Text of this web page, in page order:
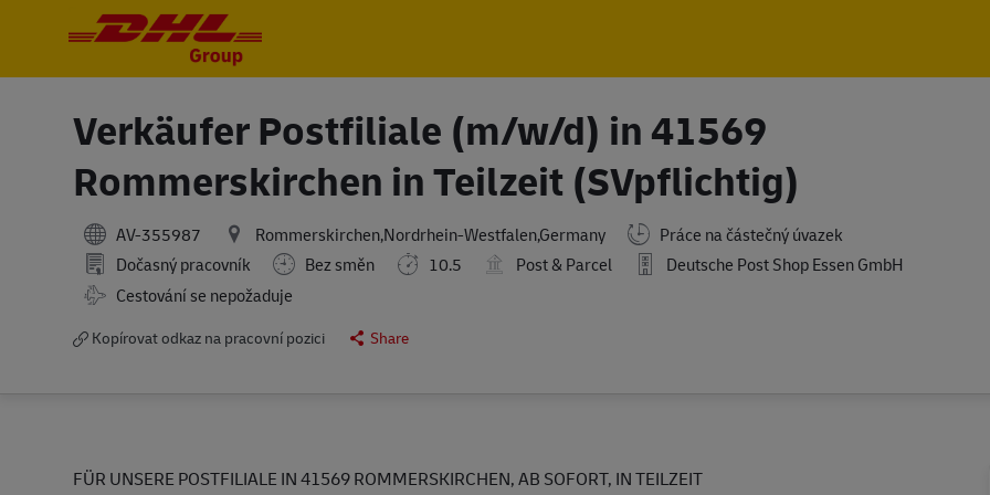
Verkäufer Postfiliale (m/w/d) in 41569
Rommerskirchen in Teilzeit (SVpflichtig)
AV-355987 Rommerskirchen,Nordrhein-Westfalen,Germany
Práce na částečný úvazek
Dočasný pracovník
Bez směn 10.5 Post & Parcel
Deutsche Post Shop Essen GmbH
Travel Required
Cestování se nepožaduje
Kopírovat odkaz na pracovní pozici Share
FÜR UNSERE POSTFILIALE IN 41569 ROMMERSKIRCHEN, AB SOFORT, IN TEILZEIT